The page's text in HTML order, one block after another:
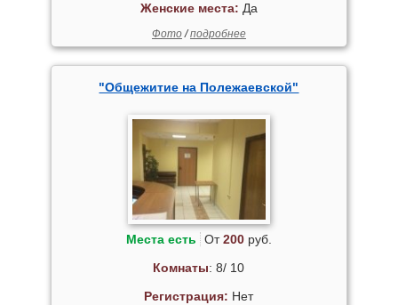
Женские места: Да
Фото/подробнее
"Общежитие на Полежаевской"
Места есть От200руб.
Комнаты: 8/ 10
Регистрация: Нет